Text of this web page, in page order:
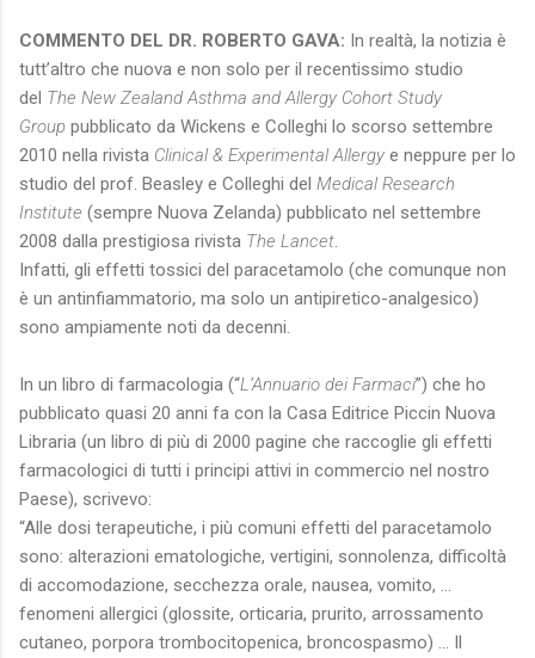
COMMENTO DEL DR. ROBERTO GAVA: In realtà, la notizia è
tutt’altro che nuova e non solo per il recentissimo studio
del The New Zealand Asthma and Allergy Cohort Study
Group pubblicato da Wickens e Colleghi lo scorso settembre
2010 nella rivista Clinical & Experimental Allergy e neppure per lo
studio del prof. Beasley e Colleghi del Medical Research
Institute (sempre Nuova Zelanda) pubblicato nel settembre
2008 dalla prestigiosa rivista The Lancet
Infatti, gli effetti tossici del paracetamolo (che comunque non
è un antinfiammatorio, ma solo un antipiretico-analgesico)
sono ampiamente noti da decenni.
In un libro di farmacologia (“L’Annuario dei Farmaci”) che ho
pubblicato quasi 20 anni fa con la Casa Editrice Piccin Nuova
Libraria (un libro di più di 2000 pagine che raccoglie gli effetti
farmacologici di tutti i principi attivi in commercio nel nostro
Paese), scrivevo:
“Alle dosi terapeutiche, i più comuni effetti del paracetamolo
sono: alterazioni ematologiche, vertigini, sonnolenza, difficoltà
di accomodazione, secchezza orale, nausea, vomito, …
fenomeni allergici (glossite, orticaria, prurito, arrossamento
cutaneo, porpora trombocitopenica, broncospasmo) … Il